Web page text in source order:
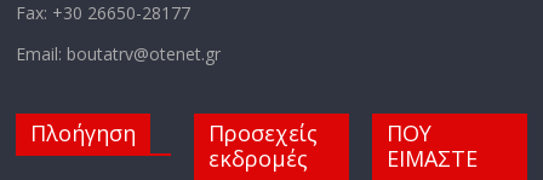
Fax: +30 26650-28177
Email: boutatrv@otenet.gr
Πλοήγηση
Προσεχείς
εκδρομές
ΠΟΥ
ΕΙΜΑΣΤΕ